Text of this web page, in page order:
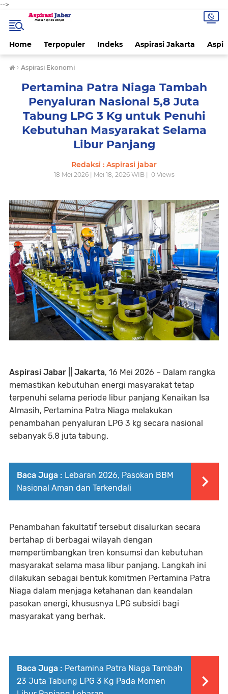
-->
Home Terpopuler Indeks Aspirasi Jakarta
› Aspirasi Ekonomi
Pertamina Patra Niaga Tambah
Penyaluran Nasional 5,8 Juta
Tabung LPG 3 Kg untuk Penuhi
Kebutuhan Masyarakat Selama
Libur Panjang
Redaksi : Aspirasi jabar
18 Mei 2026 | Mei 18, 2026 WIB | 0Views
Aspirasi Jabar || Jakarta, 16 Mei 2026 – Dalam rangka
memastikan kebutuhan energi masyarakat tetap
terpenuhi selama periode libur panjang Kenaikan Isa
Almasih, Pertamina Patra Niaga melakukan
penambahan penyaluran LPG 3 kg secara nasional
sebanyak 5,8 juta tabung.
Baca Juga : Lebaran 2026, Pasokan BBM
Nasional Aman dan Terkendali
Penambahan fakultatif tersebut disalurkan secara
bertahap di berbagai wilayah dengan
mempertimbangkan tren konsumsi dan kebutuhan
masyarakat selama masa libur panjang. Langkah ini
dilakukan sebagai bentuk komitmen Pertamina Patra
Niaga dalam menjaga ketahanan dan keandalan
pasokan energi, khususnya LPG subsidi bagi
masyarakat yang berhak.
Baca Juga : Pertamina Patra Niaga Tambah
23 Juta Tabung LPG 3 Kg Pada Momen